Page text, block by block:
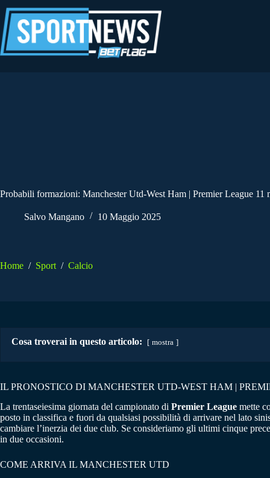
al
contenuto
Probabili formazioni: Manchester Utd-West Ham | Premier League 11
Salvo Mangano 10 Maggio 2025
Home / Sport / Calcio
Cosa troverai in questo articolo: mostra
IL PRONOSTICO DI MANCHESTER UTD-WEST HAM |
La trentaseiesima giornata del campionato di Premier League mette
posto in classifica e fuori da qualsiasi possibilità di arrivare nel lato
cambiare l’inerzia dei due club. Se consideriamo gli ultimi cinque
in due occasioni.
COME ARRIVA IL MANCHESTER UTD